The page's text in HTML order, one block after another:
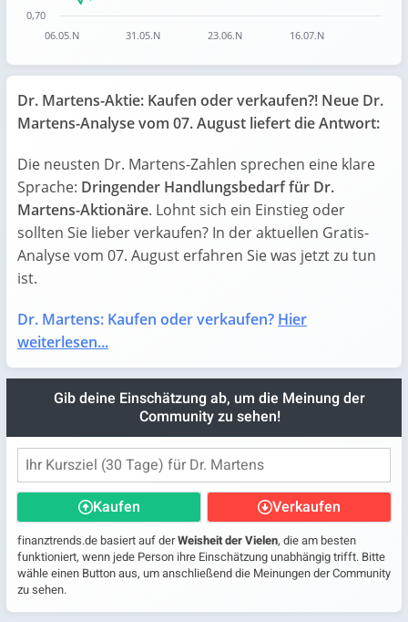
06.05.N 31.05.N 23.06.N 16.07.N
0,70
Dr. Martens-Aktie: Kaufen oder verkaufen?! Neue Dr.
Martens-Analyse vom 07. August liefert die Antwort:
Die neusten Dr. Martens-Zahlen sprechen eine klare
Sprache: Dringender Handlungsbedarf für Dr.
Martens-Aktionäre. Lohnt sich ein Einstieg oder
sollten Sie lieber verkaufen? In der aktuellen Gratis-
Analyse vom 07. August erfahren Sie was jetzt zu tun
ist.
Dr. Martens: Kaufen oder verkaufen? Hier
weiterlesen...
Gib deine Einschätzung ab, um die Meinung der
Community zu sehen!
Kaufen Verkaufen
finanztrends.de basiert auf derWeisheit der Vielen, die am besten
funktioniert, wenn jede Person ihre Einschätzung unabhängig trifft. Bitte
wähle einen Button aus, um anschließend die Meinungen der Community
zu sehen.